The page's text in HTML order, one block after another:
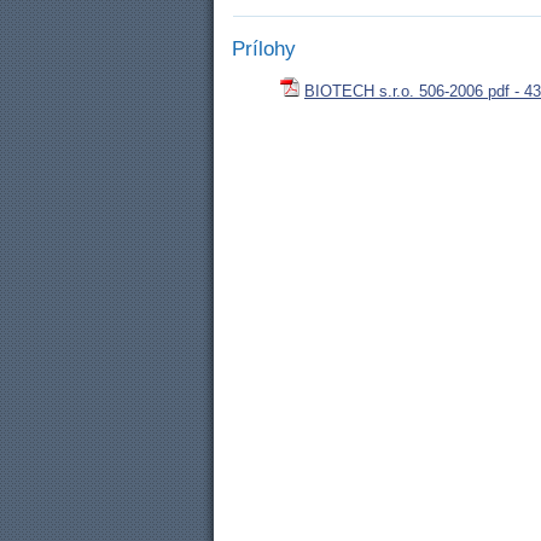
Prílohy
BIOTECH s.r.o. 506-2006 pdf -